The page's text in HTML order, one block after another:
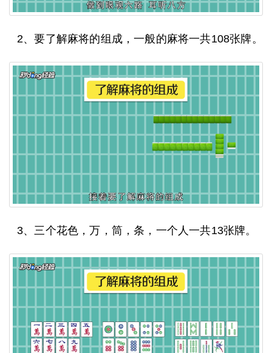
2、要了解麻将的组成，一般的麻将一共108张牌。
3、三个花色，万，筒，条，一个人一共13张牌。